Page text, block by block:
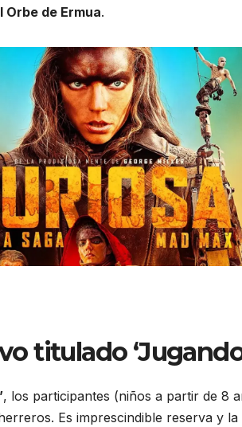
Orbe de Ermua.
titulado
, los participantes (niños a partir de 8
Es imprescindible reserva y